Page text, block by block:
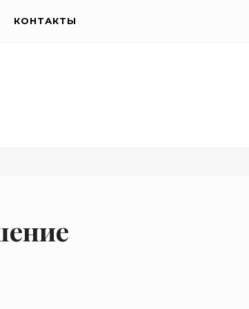
КОНТАКТЫ